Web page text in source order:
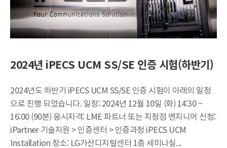
2024년 iPECS UCM SS/SE 인증 시험(하반기)
2024년도 하반기 iPECS UCM SS/SE 인증 시험이 아래의 일정
으로 진행 되었습니다. 일정: 2024년 12월 10일 (화) 14:30 ~
16:00 (90분) 응시자격: LME 파트너 또는 지정점 엔지니어 신청:
iPartner 기술지원 > 인증센터 > 인증과정 iPECS UCM
Installation 장소: LG가산디지털센터 1층 세미나실...